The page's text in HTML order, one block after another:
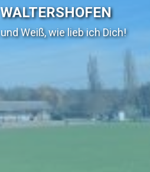
Weiß, wie lieb ich Dich!